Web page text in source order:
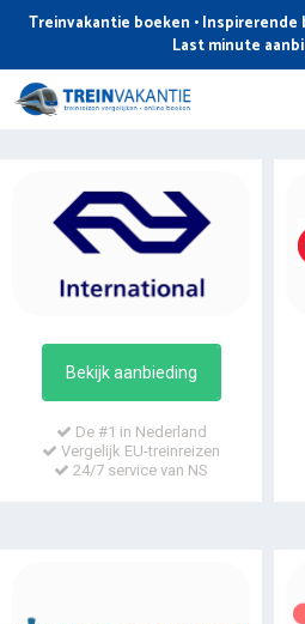
de
inhoud
Treinvakantie boeken •
Last minute
Bekijk aanbieding
De #1 in Nederland
Vergelijk EU-treinreizen
24/7 service van NS